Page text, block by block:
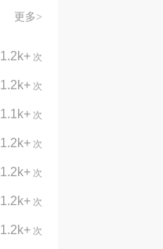
更多>
1.2k+ 次
1.2k+ 次
1.1k+ 次
1.2k+ 次
1.2k+ 次
1.2k+ 次
1.2k+ 次